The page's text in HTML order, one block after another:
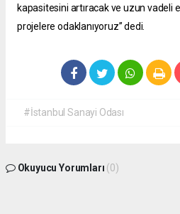
kapasitesini artıracak ve uzun
projelere odaklanıyoruz” dedi.
#İstanbul Sanayi Odası
Okuyucu Yorumları (0)